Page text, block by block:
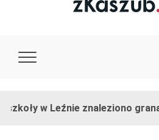
w Leźnie znaleziono granat!